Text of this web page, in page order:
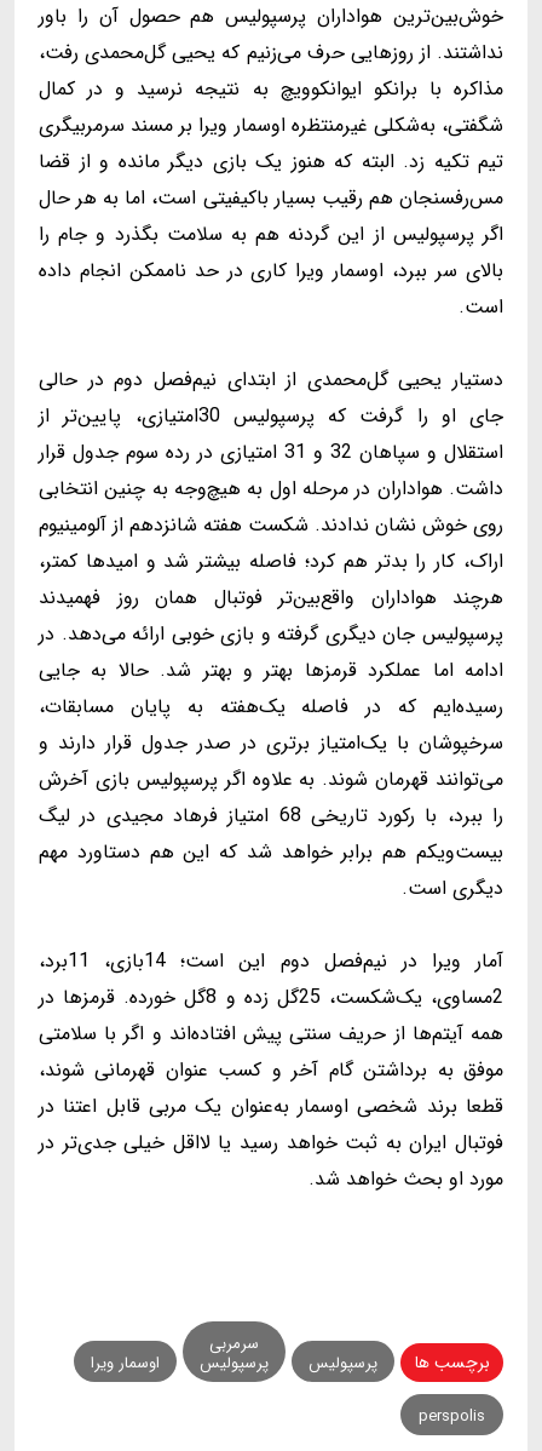
خوش‌بین‌ترین هواداران پرسپولیس هم حصول آن را باور
نداشتند. از روزهایی حرف می‌زنیم که یحیی گل‌محمدی رفت،
مذاکره با برانکو ایوانکوویچ به نتیجه نرسید و در کمال
شگفتی، به‌شکلی غیرمنتظره اوسمار ویرا بر مسند سرمربیگری
تیم تکیه زد. البته که هنوز یک بازی دیگر مانده و از قضا
مس‌رفسنجان هم رقیب بسیار باکیفیتی است، اما به هر حال
اگر پرسپولیس از این گردنه هم به سلامت بگذرد و جام را
بالای سر ببرد، اوسمار ویرا کاری در حد ناممکن انجام داده
است.
دستیار یحیی گل‌محمدی از ابتدای نیم‌فصل دوم در حالی
جای او را گرفت که پرسپولیس 30امتیازی، پایین‌تر از
استقلال و سپاهان 32 و 31 امتیازی در رده سوم جدول قرار
داشت. هواداران در مرحله اول به هیچ‌وجه به چنین انتخابی
روی خوش نشان ندادند. شکست هفته شانزدهم از آلومینیوم
اراک، کار را بدتر هم کرد؛ فاصله بیشتر شد و امیدها کمتر،
هرچند هواداران واقع‌بین‌تر فوتبال همان روز فهمیدند
پرسپولیس جان دیگری گرفته و بازی خوبی ارائه می‌دهد. در
ادامه اما عملکرد قرمزها بهتر و بهتر شد. حالا به جایی
رسیده‌ایم که در فاصله یک‌هفته به پایان مسابقات،
سرخپوشان با یک‌امتیاز برتری در صدر جدول قرار دارند و
می‌توانند قهرمان شوند. به علاوه اگر پرسپولیس بازی آخرش
را ببرد، با رکورد تاریخی 68 امتیاز فرهاد مجیدی در لیگ
بیست‌ویکم هم برابر خواهد شد که این هم دستاورد مهم
دیگری است.
آمار ویرا در نیم‌فصل دوم این است؛ 14بازی، 11برد،
2مساوی، یک‌شکست، 25گل زده و 8گل خورده. قرمزها در
همه آیتم‌ها از حریف سنتی پیش افتاده‌اند و اگر با ‌سلامتی
موفق به برداشتن گام آخر و کسب عنوان قهرمانی شوند،
قطعا برند شخصی اوسمار به‌عنوان یک مربی قابل اعتنا در
فوتبال ایران به ثبت خواهد رسید یا لااقل خیلی جدی‌تر در
مورد او بحث خواهد شد.
برچسب ها پرسپولیس
سرمربی
پرسپولیس اوسمار ویرا
perspolis